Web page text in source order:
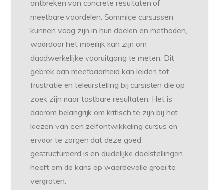
ontbreken van concrete resultaten of
meetbare voordelen. Sommige cursussen
kunnen vaag zijn in hun doelen en methoden,
waardoor het moeilijk kan zijn om
daadwerkelijke vooruitgang te meten. Dit
gebrek aan meetbaarheid kan leiden tot
frustratie en teleurstelling bij cursisten die op
zoek zijn naar tastbare resultaten. Het is
daarom belangrijk om kritisch te zijn bij het
kiezen van een zelfontwikkeling cursus en
ervoor te zorgen dat deze goed
gestructureerd is en duidelijke doelstellingen
heeft om de kans op waardevolle groei te
vergroten.